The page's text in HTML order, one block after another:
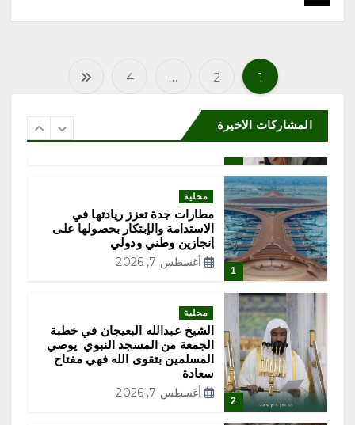
ت
ع
د
ص
ح
ا
ت
1
2
…
4
المشاركات الاخيرة
أغسطس 7, 2026
صقارة فرنسية: المملكة رسخت
مكانتها وجهة عالمية موثوقة لمزارع
إنتاج الصقور
أغسطس 7, 2026
1
محلية
مطارات جدة تعزز ريادتها في
الاستدامة والإبتكار بحصولها على
إنجازين وطني ودولي
أغسطس 7, 2026
2
محلية
الشيخ عبدالله البعيجان في خطبة
الجمعة من المسجد النبوي يوصي
المسلمين بتقوى الله فهي مفتاح
سعادة
أغسطس 7, 2026